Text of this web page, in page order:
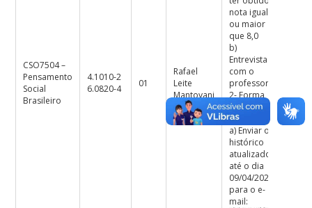
CSO7504 –
Pensamento
Social
Brasileiro
4.1010-2
6.0820-4
01
Rafael
Leite
Mantovani
nota igual
ou maior
que 8,0
b)
Entrevista
com o
professor.
2- Forma
de
inscrição:
a) Enviar o
histórico
atualizado,
até o dia
09/04/2026,
para o e-
mail: